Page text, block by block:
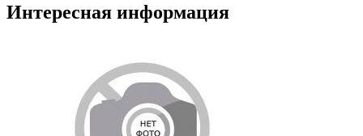
Интересная информация